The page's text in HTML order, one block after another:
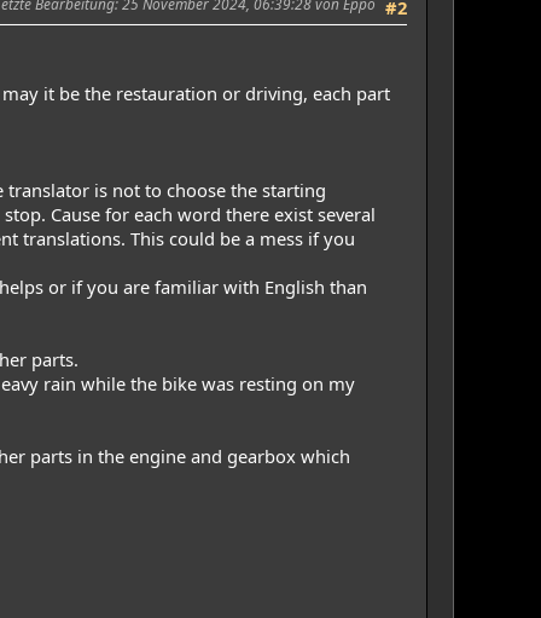
#2
it be the restauration or driving, each part
is not to choose the starting
Cause for each word there exist several
translations. This could be a mess if you
or if you are familiar with English than
parts.
rain while the bike was resting on my
parts in the engine and gearbox which